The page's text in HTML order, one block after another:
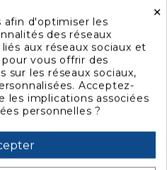
×
afin d'optimiser les
des réseaux
aux réseaux sociaux et
vous offrir des
les réseaux sociaux,
Acceptez-
les implications associées
personnelles ?